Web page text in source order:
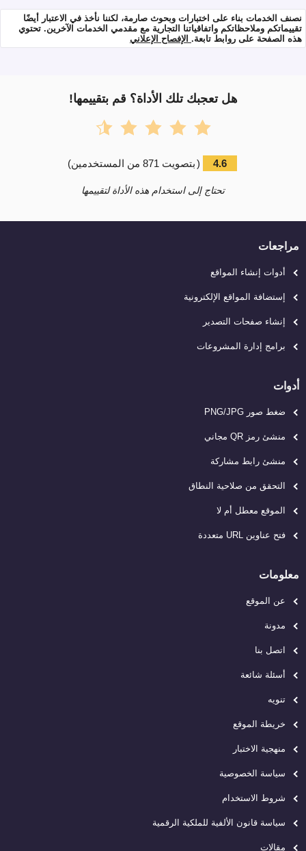
نصنف الخدمات بناء على اختبارات وبحوث صارمة، لكننا نأخذ في الاعتبار أيضًا
تقييماتكم وملاحظاتكم واتفاقياتنا التجارية مع مقدمي الخدمات الآخرين. تحتوي
هذه الصفحة على روابط تابعة. الإفصاح الإعلاني
هل تعجبك تلك الأداة؟ قم بتقييمها!
4.6
(بتصويت 871 من المستخدمين)
تحتاج إلى استخدام هذه الأداة لتقييمها
مراجعات
أدوات إنشاء المواقع
إستضافة المواقع الإلكترونية
إنشاء صفحات التصدير
برامج إدارة المشروعات
أدوات
ضغط صور PNG/JPG
منشئ رمز QR مجاني
منشئ رابط مشاركة
التحقق من صلاحية النطاق
الموقع معطل أم لا
فتح عناوين URL متعددة
معلومات
عن الموقع
مدونة
اتصل بنا
أسئلة شائعة
تنويه
خريطة الموقع
منهجية الاختبار
سياسة الخصوصية
شروط الاستخدام
سياسة قانون الألفية للملكية الرقمية
مقالات